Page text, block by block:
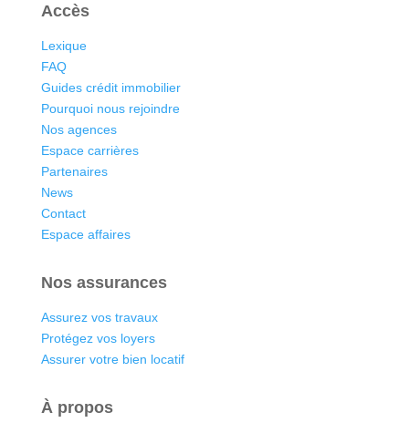
Accès
Lexique
FAQ
Guides crédit immobilier
Pourquoi nous rejoindre
Nos agences
Espace carrières
Partenaires
News
Contact
Espace affaires
Nos assurances
Assurez vos travaux
Protégez vos loyers
Assurer votre bien locatif
À propos